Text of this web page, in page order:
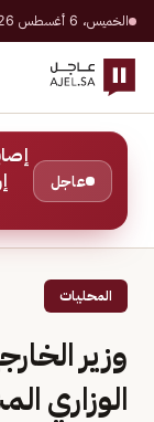
الخميس، 6 أغسطس 2026 · 23 صفر 1448 هـ
عاجل
المحليات
وزير
الوزاري